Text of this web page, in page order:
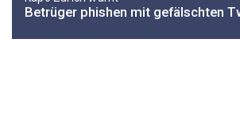
Betrüger phishen mit gefälschten